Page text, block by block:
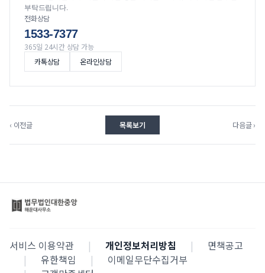
부탁드립니다.
전화상담
1533-7377
365일 24시간 상담 가능
카톡상담
온라인상담
‹ 이전글 목록보기 다음글 ›
서비스 이용약관 | 개인정보처리방침 |
면책공고
|
유한책임 |
이메일무단수집거부